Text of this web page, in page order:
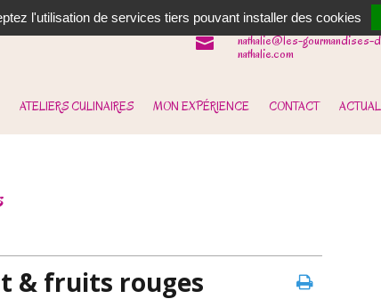

06 62 31 14 90

nathalie@les-gourmandises-
nathalie.com
ATELIERS CULINAIRES MON EXPÉRIENCE CONTACT
& fruits rouges
l'utilisation de services tiers pouvant installer des cookies